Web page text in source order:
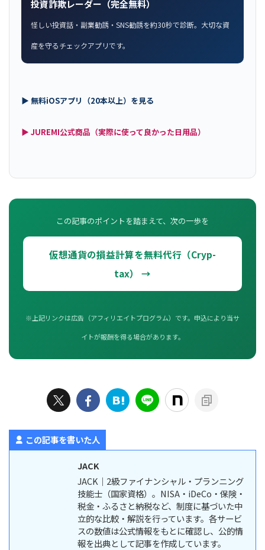
投資詐欺レーダー（完全無料）
怪しい投資話・副業勧誘・SNS勧誘を約30秒で診断。大切な資
産を守るチェックアプリです。
▶ 無料iOSアプリ（20本以上）を見る
▶ JUREMI公式商品（実際に使って良かった日用品）
この記事のポイントを踏まえて、次の一歩を
仮想通貨の損益計算を無料代行（Cryp-
tax） →
※上記リンクは広告（アフィリエイトプログラム）です。申込により当サ
イトが報酬を得る場合があります。
この記事を書いた人
JACK
JACK｜2級ファイナンシャル・プランニング
技能士（国家資格）。NISA・iDeCo・保険・
税金・ふるさと納税など、制度に基づいた中
立的な比較・解説を行っています。各サービ
スの数値は公式情報をもとに確認し、公的情
報を出典として記事を作成しています。